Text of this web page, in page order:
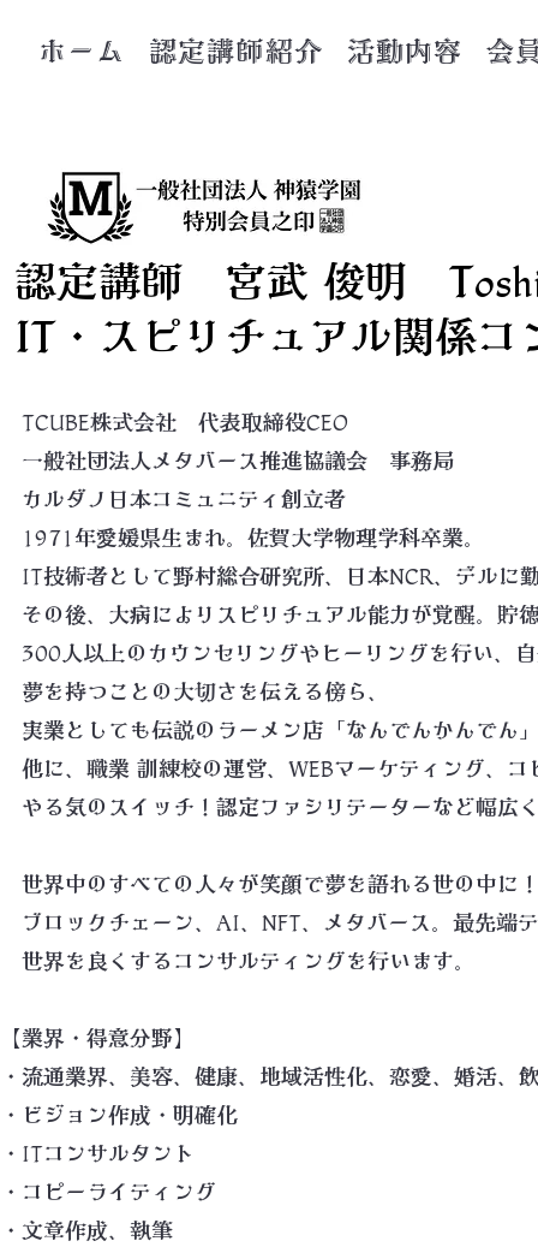
ホーム 認定講師紹介 活動内容 会
認定講師 宮武 俊明
IT・スピリチュアル関係コ
TCUBE株式会社 代表取締役CEO
一般社団法人メタバース推進協議会 事務局
カルダノ日本コミュニティ創立者
1971年愛媛県生まれ。佐賀大学物理学科卒業。
IT技術者として野村総合研究所、日本NCR、デルに
その後、大病によりスピリチュアル能力が覚醒。貯
300人以上のカウンセリングやヒーリングを行い、
夢を持つことの大切さを伝える傍ら、
実業としても伝説のラーメン店「なんでんかんでん
他に、職業 訓練校の運営、WEBマーケティング、
やる気のスイッチ！認定ファシリテーターなど幅広
世界中のすべての人々が笑顔で夢を語れる世の中に
ブロックチェーン、AI、NFT、メタバース。最先端
世界を良くするコンサルティングを行います。
【業界・得意分野】
・流通業界、美容、健康、 地域活性化、恋愛、婚活、
・ビジョン作成・明確化
・ITコンサルタント
・コピーライティング
・文章作成、執筆